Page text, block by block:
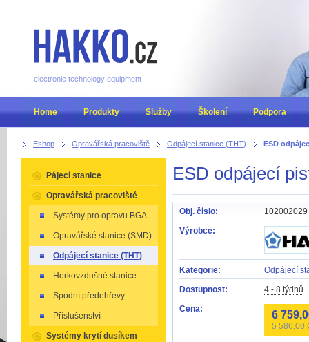
Eshop Opravářská pracoviště Odpájecí stanice (THT) ESD
ESD odpájecí
Obj. číslo:
102002029
Výrobce:
Kategorie:
Odpájecí
Dostupnost:
4 - 8 týdnů
Cena:
6
5 586,00
Pájecí stanice
Opravářská pracoviště
Systémy pro opravu BGA
Opravářské stanice (SMD)
Odpájecí stanice (THT)
Horkovzdušné stanice
Spodní předehřevy
Příslušenství
Systémy krytí dusíkem
electronic technology equipment
Home Produkty Služby Školení Podpora